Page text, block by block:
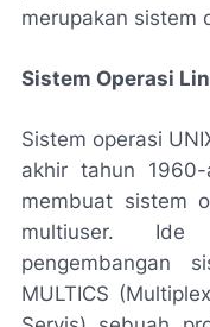
merupakan sistem
Sistem Operasi
Sistem operasi
akhir tahun
membuat sistem
multiuser. Ide
pengembangan
MULTICS